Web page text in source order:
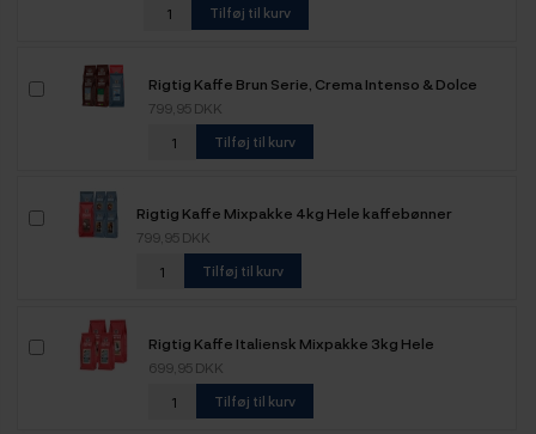
Tilføj til kurv
Rigtig Kaffe Brun Serie, Crema Intenso & Dolce
Crema Mixpakke 3,6kg Hele kaffebønner
799,95 DKK
Tilføj til kurv
Rigtig Kaffe Mixpakke 4kg Hele kaffebønner
799,95 DKK
Tilføj til kurv
Rigtig Kaffe Italiensk Mixpakke 3kg Hele
kaffebønner
699,95 DKK
Tilføj til kurv